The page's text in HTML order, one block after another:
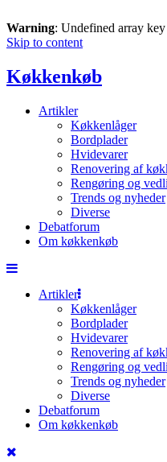
Warning: Undefined array
Skip to content
Køkkenkøb
Artikler
Køkkenlåger
Bordplader
Hvidevarer
Renovering af
Rengøring og
Trends og nyheder
Diverse
Debatforum
Om køkkenkøb
Artikler
Køkkenlåger
Bordplader
Hvidevarer
Renovering af
Rengøring og
Trends og nyheder
Diverse
Debatforum
Om køkkenkøb